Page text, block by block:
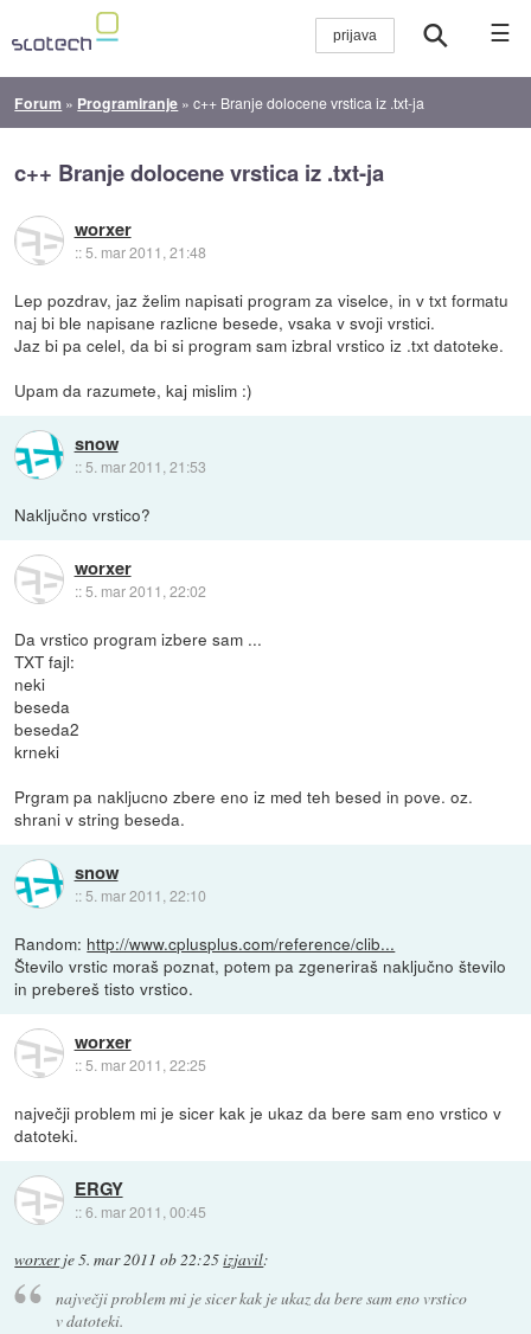
☰
Forum » Programiranje »c++ Branje dolocene vrstica iz .txt-ja
c++ Branje dolocene vrstica iz .txt-ja
worxer
::5. mar 2011, 21:48
Lep pozdrav, jaz želim napisati program za viselce, in v txt formatu
naj bi ble napisane razlicne besede, vsaka v svoji vrstici.
Jaz bi pa celel, da bi si program sam izbral vrstico iz .txt datoteke.
Upam da razumete, kaj mislim :)
snow
:: 5. mar 2011, 21:53
Naključno vrstico?
worxer
::5. mar 2011, 22:02
Da vrstico program izbere sam ...
TXT fajl:
neki
beseda
beseda2
krneki
Prgram pa nakljucno zbere eno iz med teh besed in pove. oz.
shrani v string beseda.
snow
:: 5. mar 2011, 22:10
Random: http://www.cplusplus.com/reference/clib...
Število vrstic moraš poznat, potem pa zgeneriraš naključno število
in prebereš tisto vrstico.
worxer
::5. mar 2011, 22:25
največji problem mi je sicer kak je ukaz da bere sam eno vrstico v
datoteki.
ERGY
::6. mar 2011, 00:45
worxerje5. mar 2011 ob 22:25izjavil:
največji problem mi je sicer kak je ukaz da bere sam eno vrstico
v datoteki.